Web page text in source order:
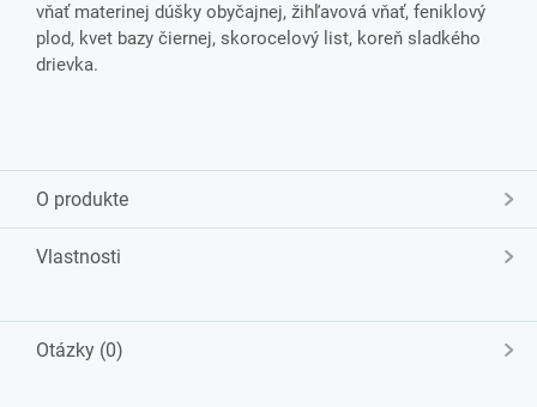
vňať materinej dúšky obyčajnej, žihľavová vňať, feniklový
plod, kvet bazy čiernej, skorocelový list, koreň sladkého
drievka.
O produkte
Vlastnosti
Otázky (0)